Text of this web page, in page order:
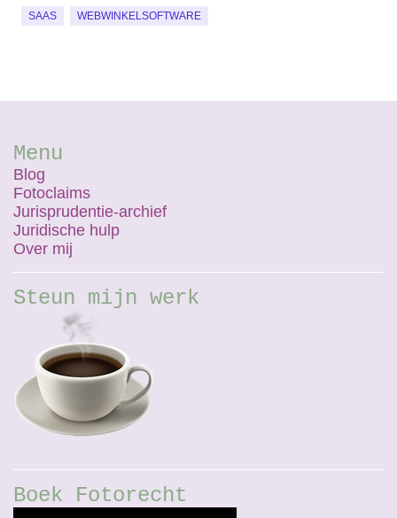
SAAS WEBWINKELSOFTWARE
Menu
Blog
Fotoclaims
Jurisprudentie-archief
Juridische hulp
Over mij
Steun mijn werk
Boek Fotorecht